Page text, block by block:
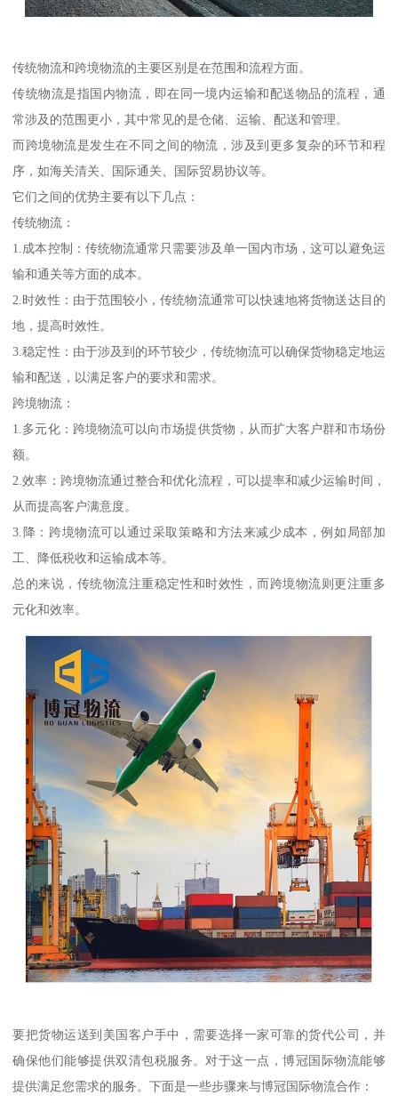
传统物流和跨境物流的主要区别是在范围和流程方面。
传统物流是指国内物流，即在同一境内运输和配送物品的流程，通
常涉及的范围更小，其中常见的是仓储、运输、配送和管理。
而跨境物流是发生在不同之间的物流，涉及到更多复杂的环节和程
序，如海关清关、国际通关、国际贸易协议等。
它们之间的优势主要有以下几点：
传统物流：
1.成本控制：传统物流通常只需要涉及单一国内市场，这可以避免运
输和通关等方面的成本。
2.时效性：由于范围较小，传统物流通常可以快速地将货物送达目的
地，提高时效性。
3.稳定性：由于涉及到的环节较少，传统物流可以确保货物稳定地运
输和配送，以满足客户的要求和需求。
跨境物流：
1.多元化：跨境物流可以向市场提供货物，从而扩大客户群和市场份
额。
2.效率：跨境物流通过整合和优化流程，可以提率和减少运输时间，
从而提高客户满意度。
3.降：跨境物流可以通过采取策略和方法来减少成本，例如局部加
工、降低税收和运输成本等。
总的来说，传统物流注重稳定性和时效性，而跨境物流则更注重多
元化和效率。
要把货物运送到美国客户手中，需要选择一家可靠的货代公司，并
确保他们能够提供双清包税服务。对于这一点，博冠国际物流能够
提供满足您需求的服务。下面是一些步骤来与博冠国际物流合作：